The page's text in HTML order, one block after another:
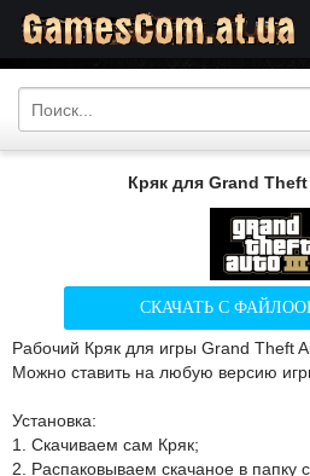
Кряк для Grand
СКАЧАТЬ С
Рабочий Кряк для игры Grand Theft
Можно ставить на любую версию
Установка:
1. Скачиваем сам Кряк;
2. Распаковываем скачаное в папку